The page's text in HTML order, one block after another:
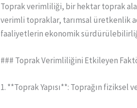
Toprak verimliliği, bir hektar toprak
verimli topraklar, tarımsal üretkenlik
faaliyetlerin ekonomik
### Toprak Verimliliğini Etkileyen
1. **Toprak Yapısı**: Toprağın